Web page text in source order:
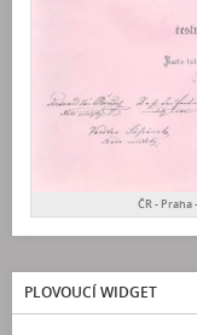
ČR - Praha
PLOVOUCÍ WIDGET